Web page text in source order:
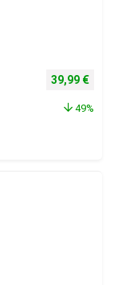
Izvorna
39,99 €
49%